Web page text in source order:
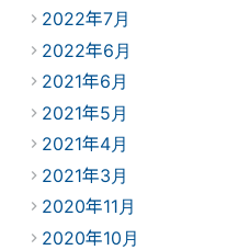
2022年7月
2022年6月
2021年6月
2021年5月
2021年4月
2021年3月
2020年11月
2020年10月